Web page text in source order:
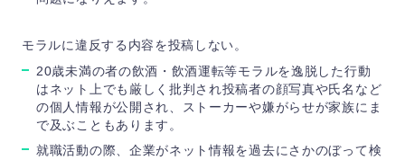
モラルに違反する内容を投稿しない。
20歳未満の者の飲酒・飲酒運転等モラルを逸脱した行動
はネット上でも厳しく批判され投稿者の顔写真や氏名など
の個人情報が公開され、ストーカーや嫌がらせが家族にま
で及ぶこともあります。
就職活動の際、企業がネット情報を過去にさかのぼって検